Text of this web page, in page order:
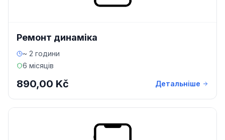
Ремонт динаміка
~ 2 години
6 місяців
890,00 Kč Детальніше